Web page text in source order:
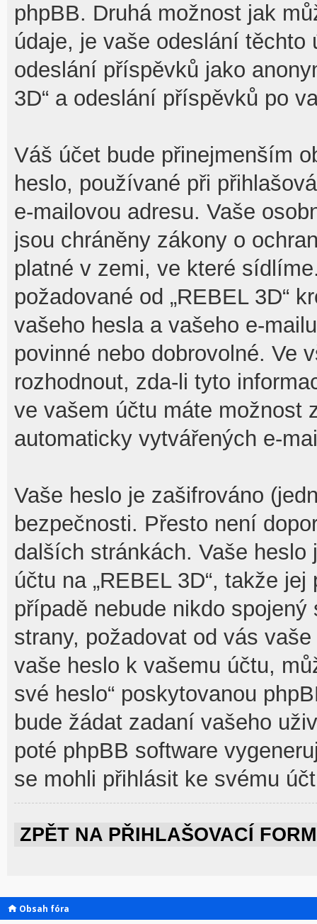
phpBB. Druhá možnost jak
údaje, je vaše odeslání těchto
odeslání příspěvků jako
3D“ a odeslání příspěvků po
Váš účet bude přinejmenším
heslo, používané při
e-mailovou adresu. Vaše
jsou chráněny zákony o
platné v zemi, ve které
požadované od „REBEL 3D“
vašeho hesla a vašeho e-
povinné nebo dobrovolné. Ve
rozhodnout, zda-li tyto
ve vašem účtu máte možnost
automaticky vytvářených e-
Vaše heslo je zašifrováno
bezpečnosti. Přesto není
dalších stránkách. Vaše
účtu na „REBEL 3D“, takže
případě nebude nikdo spojený
strany, požadovat od vás
vaše heslo k vašemu účtu,
své heslo“ poskytovanou
bude žádat zadaní vašeho
poté phpBB software
se mohli přihlásit ke svému
ZPĚT NA PŘIHLAŠOVACÍ
Obsah fóra